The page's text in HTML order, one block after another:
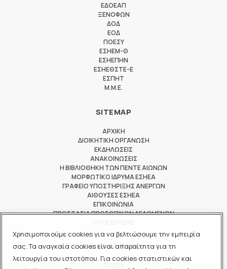
Χρησιμοποιούμε cookies για να βελτιώσουμε την εμπειρία
σας. Τα αναγκαία cookies είναι απαραίτητα για τη
λειτουργία του ιστοτόπου. Για cookies στατιστικών και
ΕΔΟΕΑΠ
ΞΕΝΟΦΩΝ
ΔΟΔ
ΕΟΔ
ΠΟΕΣΥ
ΕΣΗΕΜ-Θ
ΕΣΗΕΠΗΝ
ΕΣΗΕΘΣΤΕ-Ε
ΕΣΠΗΤ
M.M.E.
SITEMAP
ΑΡΧΙΚΗ
ΔΙΟΙΚΗΤΙΚΗ ΟΡΓΑΝΩΣΗ
ΕΚΔΗΛΩΣΕΙΣ
ΑΝΑΚΟΙΝΩΣΕΙΣ
Η ΒΙΒΛΙΟΘΗΚΗ ΤΩΝ ΠΕΝΤΕ ΑΙΩΝΩΝ
ΜΟΡΦΩΤΙΚΟ ΙΔΡΥΜΑ ΕΣΗΕΑ
ΓΡΑΦΕΙΟ ΥΠΟΣΤΗΡΙΞΗΣ ΑΝΕΡΓΩΝ
ΑΙΘΟΥΣΕΣ ΕΣΗΕΑ
ΕΠΙΚΟΙΝΩΝΙΑ
ΠΡΟΣΤΑΣΙΑ ΠΡΟΣΩΠΙΚΩΝ ΔΕΔΟΜΕΝΩΝ
ΜΕΛΟΣ ΤΩΝ